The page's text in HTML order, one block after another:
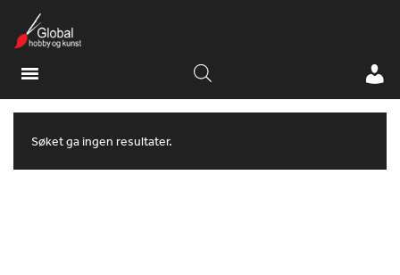
Søket ga ingen resultater.